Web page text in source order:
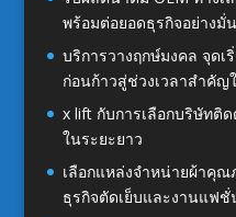
พร้อมต่อยอดธุรกิจอย่างมั่
บริการวางฤกษ์มงคล จุด
ก่อนก้าวสู่ช่วงเวลาสำคัญ
x lift กับการเลือกบริษัทติ
ในระยะยาว
เลือกแหล่งจำหน่ายผ้าคุ
ธุรกิจตัดเย็บและงานแฟชั่